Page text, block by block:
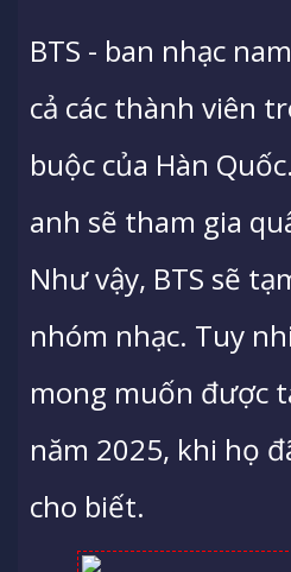
BTS - ban nhạc
cả các thành viên
buộc của Hàn
anh sẽ tham gia
Như vậy, BTS sẽ
nhóm nhạc. Tuy
mong muốn được
năm 2025, khi họ
cho biết.